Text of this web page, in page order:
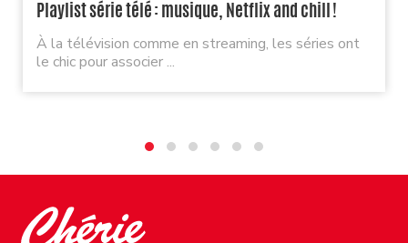
Playlist série télé : musique, Netflix and chill !
À la télévision comme en streaming, les séries ont
le chic pour associer ...